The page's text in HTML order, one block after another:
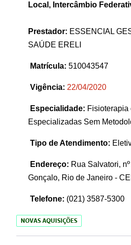
Local, Intercâmbio
Prestador: ESSENCIAL
SAÚDE ERELI
Matrícula: 510043547
Vigência: 22/04/2020
Especialidade: Fisioterapia
Especializadas Sem
Tipo de Atendimento:
Endereço: Rua Salvatori,
Gonçalo, Rio de Janeiro -
Telefone: (021) 3587-5300
NOVAS AQUISIÇÕES